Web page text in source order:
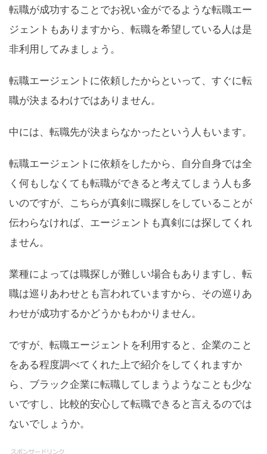
転職が成功することでお祝い金がでるような転職エー
ジェントもありますから、転職を希望している人は是
非利用してみましょう。
転職エージェントに依頼したからといって、すぐに転
職が決まるわけではありません。
中には、転職先が決まらなかったという人もいます。
転職エージェントに依頼をしたから、自分自身では全
く何もしなくても転職ができると考えてしまう人も多
いのですが、こちらが真剣に職探しをしていることが
伝わらなければ、エージェントも真剣には探してくれ
ません。
業種によっては職探しが難しい場合もありますし、転
職は巡りあわせとも言われていますから、その巡りあ
わせが成功するかどうかもわかりません。
ですが、転職エージェントを利用すると、企業のこと
をある程度調べてくれた上で紹介をしてくれますか
ら、ブラック企業に転職してしまうようなことも少な
いですし、比較的安心して転職できると言えるのでは
ないでしょうか。